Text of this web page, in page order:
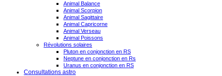
Animal Balance
Animal Scorpion
Animal Sagittaire
Animal Capricorne
Animal Verseau
Animal Poissons
Révolutions solaires
Pluton en conjonction en RS
Neptune en conjonction en Rs
Uranus en conjonction en RS
Consultations astro